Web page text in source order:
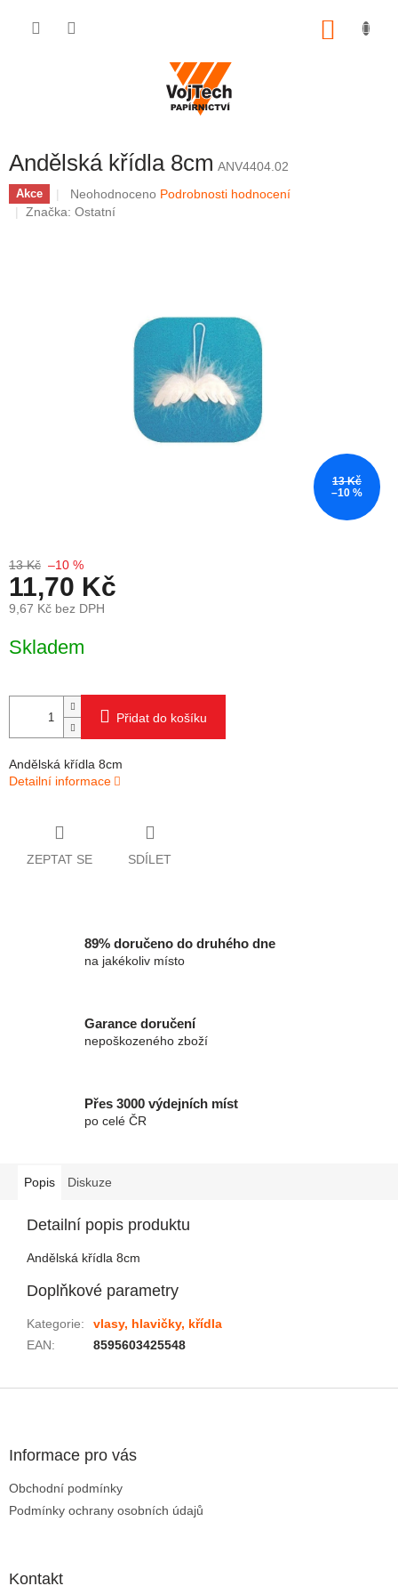
Andělská křídla 8cm ANV4404.02
Akce Průměrné hodnocení produktu je 0,0 z 5 hvězdiček.
Neohodnoceno Podrobnosti hodnocení
Značka: Ostatní
13 Kč
–10 %
13 Kč –10 %
11,70 Kč
9,67 Kč bez DPH
Skladem
Přidat do košíku
Andělská křídla 8cm
Detailní informace
ZEPTAT SE SDÍLET
89% doručeno do druhého dne
na jakékoliv místo
Garance doručení
nepoškozeného zboží
Přes 3000 výdejních míst
po celé ČR
Popis Diskuze
Detailní popis produktu
Andělská křídla 8cm
Doplňkové parametry
Kategorie:
vlasy, hlavičky, křídla
EAN: 8595603425548
Informace pro vás
Obchodní podmínky
Podmínky ochrany osobních údajů
Kontakt